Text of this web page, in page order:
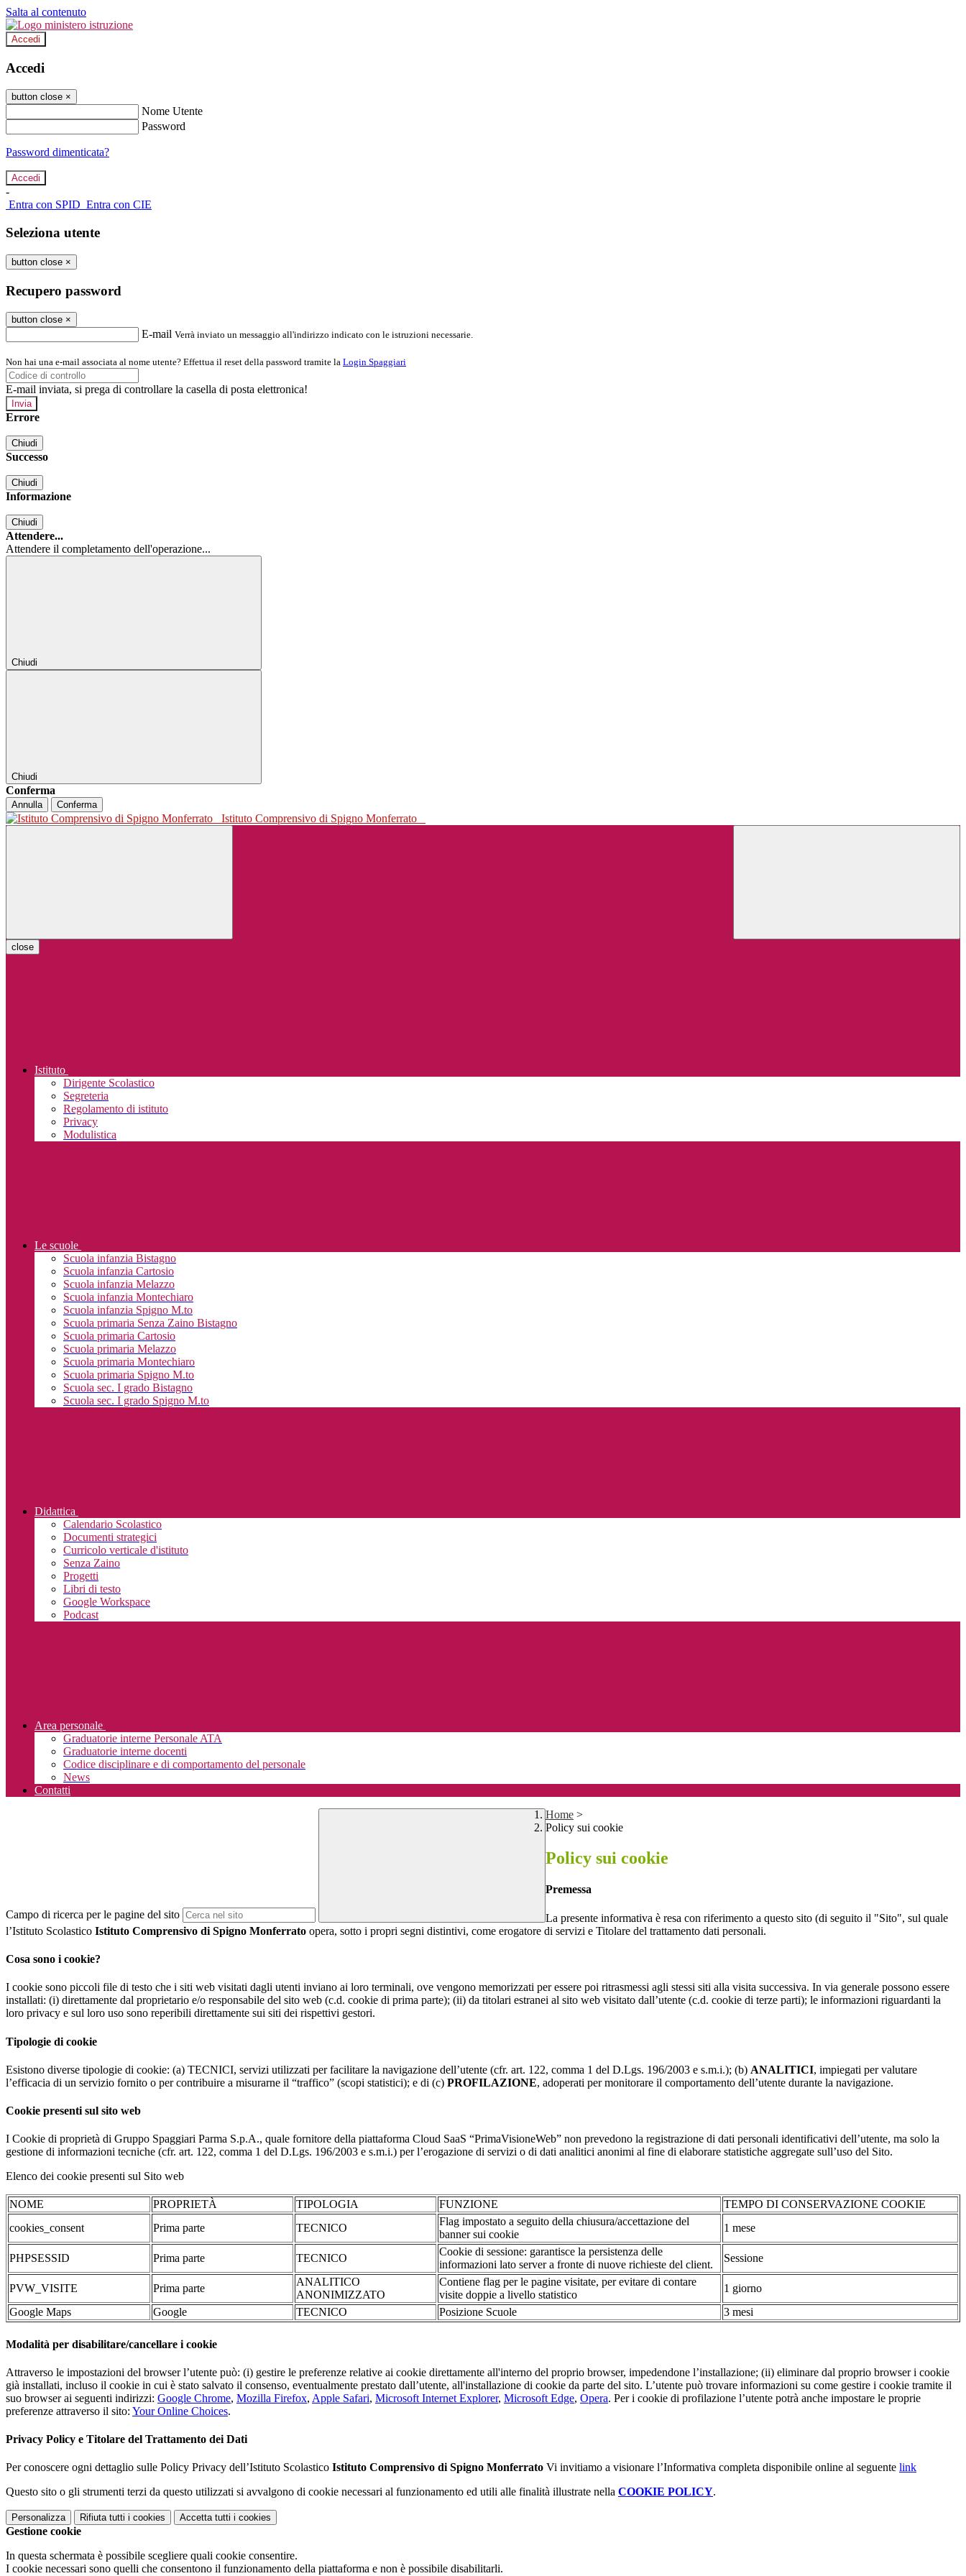
Salta al contenuto
Accedi
Accedi
button close ×
Nome Utente
Password
Password dimenticata?
-
Entra con SPID Entra con CIE
Seleziona utente
button close ×
Recupero password
button close ×
E-mail Verrà inviato un messaggio all'indirizzo indicato con le istruzioni necessarie.
Non hai una e-mail associata al nome utente? Effettua il reset della password tramite la Login Spaggiari
E-mail inviata, si prega di controllare la casella di posta elettronica!
Errore
Chiudi
Successo
Chiudi
Informazione
Chiudi
Attendere...
Attendere il completamento dell'operazione...
Chiudi
Chiudi
Conferma
Annulla Conferma
Istituto Comprensivo di Spigno Monferrato
close
Istituto
Dirigente Scolastico
Segreteria
Regolamento di istituto
Privacy
Modulistica
Le scuole
Scuola infanzia Bistagno
Scuola infanzia Cartosio
Scuola infanzia Melazzo
Scuola infanzia Montechiaro
Scuola infanzia Spigno M.to
Scuola primaria Senza Zaino Bistagno
Scuola primaria Cartosio
Scuola primaria Melazzo
Scuola primaria Montechiaro
Scuola primaria Spigno M.to
Scuola sec. I grado Bistagno
Scuola sec. I grado Spigno M.to
Didattica
Calendario Scolastico
Documenti strategici
Curricolo verticale d'istituto
Senza Zaino
Progetti
Libri di testo
Google Workspace
Podcast
Area personale
Graduatorie interne Personale ATA
Graduatorie interne docenti
Codice disciplinare e di comportamento del personale
News
Contatti
Campo di ricerca per le pagine del sito
Home >
Policy sui cookie
Policy sui cookie
Premessa
La presente informativa è resa con riferimento a questo sito (di seguito il "Sito", sul quale
l’Istituto Scolastico Istituto Comprensivo di Spigno Monferrato opera, sotto i propri segni distintivi, come erogatore di servizi e Titolare del trattamento dati personali.
Cosa sono i cookie?
I cookie sono piccoli file di testo che i siti web visitati dagli utenti inviano ai loro terminali, ove vengono memorizzati per essere poi ritrasmessi agli stessi siti alla visita successiva. In via generale possono essere
installati: (i) direttamente dal proprietario e/o responsabile del sito web (c.d. cookie di prima parte); (ii) da titolari estranei al sito web visitato dall’utente (c.d. cookie di terze parti); le informazioni riguardanti la
loro privacy e sul loro uso sono reperibili direttamente sui siti dei rispettivi gestori.
Tipologie di cookie
Esistono diverse tipologie di cookie: (a) TECNICI, servizi utilizzati per facilitare la navigazione dell’utente (cfr. art. 122, comma 1 del D.Lgs. 196/2003 e s.m.i.); (b) ANALITICI, impiegati per valutare
l’efficacia di un servizio fornito o per contribuire a misurarne il “traffico” (scopi statistici); e di (c) PROFILAZIONE, adoperati per monitorare il comportamento dell’utente durante la navigazione.
Cookie presenti sul sito web
I Cookie di proprietà di Gruppo Spaggiari Parma S.p.A., quale fornitore della piattaforma Cloud SaaS “PrimaVisioneWeb” non prevedono la registrazione di dati personali identificativi dell’utente, ma solo la
gestione di informazioni tecniche (cfr. art. 122, comma 1 del D.Lgs. 196/2003 e s.m.i.) per l’erogazione di servizi o di dati analitici anonimi al fine di elaborare statistiche aggregate sull’uso del Sito.
Elenco dei cookie presenti sul Sito web
NOME PROPRIETÀ TIPOLOGIA FUNZIONE
TEMPO DI CONSERVAZIONE COOKIE
cookies_consent
Prima parte TECNICO
Flag impostato a seguito della chiusura/accettazione del
banner sui cookie
1 mese
PHPSESSID Prima parte TECNICO
Cookie di sessione: garantisce la persistenza delle
informazioni lato server a fronte di nuove richieste del client.
Sessione
PVW_VISITE Prima parte
ANALITICO
ANONIMIZZATO
Contiene flag per le pagine visitate, per evitare di contare
visite doppie a livello statistico
1 giorno
Google Maps
Google TECNICO Posizione Scuole 3 mesi
Modalità per disabilitare/cancellare i cookie
Attraverso le impostazioni del browser l’utente può: (i) gestire le preferenze relative ai cookie direttamente all'interno del proprio browser, impedendone l’installazione; (ii) eliminare dal proprio browser i cookie
già installati, incluso il cookie in cui è stato salvato il consenso, eventualmente prestato dall’utente, all'installazione di cookie da parte del sito. L’utente può trovare informazioni su come gestire i cookie tramite il
suo browser ai seguenti indirizzi: Google Chrome, Mozilla Firefox, Apple Safari, Microsoft Internet Explorer, Microsoft Edge, Opera. Per i cookie di profilazione l’utente potrà anche impostare le proprie
preferenze attraverso il sito: Your Online Choices.
Privacy Policy e Titolare del Trattamento dei Dati
Per conoscere ogni dettaglio sulle Policy Privacy dell’Istituto Scolastico Istituto Comprensivo di Spigno Monferrato Vi invitiamo a visionare l’Informativa completa disponibile online al seguente link
Questo sito o gli strumenti terzi da questo utilizzati si avvalgono di cookie necessari al funzionamento ed utili alle finalità illustrate nella COOKIE POLICY.
Personalizza Rifiuta tutti i cookies Accetta tutti i cookies
Gestione cookie
In questa schermata è possibile scegliere quali cookie consentire.
I cookie necessari sono quelli che consentono il funzionamento della piattaforma e non è possibile disabilitarli.